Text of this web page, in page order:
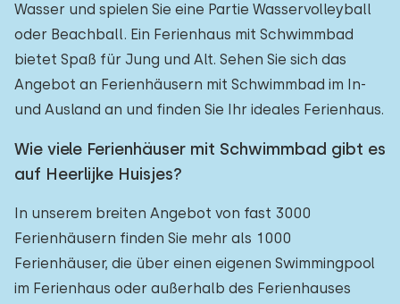
Wasser und spielen Sie eine Partie Wasservolleyball
oder Beachball. Ein Ferienhaus mit Schwimmbad
bietet Spaß für Jung und Alt. Sehen Sie sich das
Angebot an Ferienhäusern mit Schwimmbad im In-
und Ausland an und finden Sie Ihr ideales Ferienhaus.
Wie viele Ferienhäuser mit Schwimmbad gibt es
auf Heerlijke Huisjes?
In unserem breiten Angebot von fast 3000
Ferienhäusern finden Sie mehr als 1000
Ferienhäuser, die über einen eigenen Swimmingpool
im Ferienhaus oder außerhalb des Ferienhauses